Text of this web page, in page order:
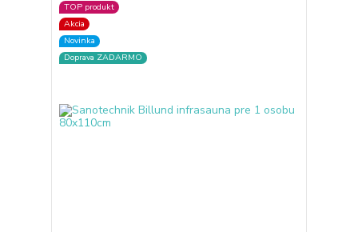
TOP produkt
Akcia
Novinka
Doprava ZADARMO